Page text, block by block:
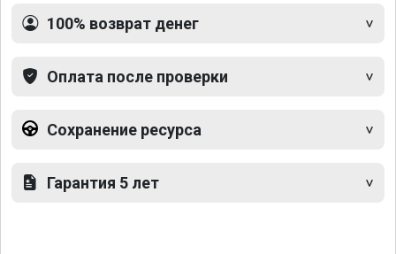
100% возврат денег
Оплата после проверки
Сохранение ресурса
Гарантия 5 лет